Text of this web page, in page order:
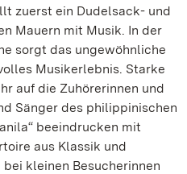
zuerst ein Dudelsack- und
Mauern mit Musik. In der
sorgt das ungewöhnliche
Musikerlebnis. Starke
auf die Zuhörerinnen und
Sänger des philippinischen
beeindrucken mit
aus Klassik und
kleinen Besucherinnen